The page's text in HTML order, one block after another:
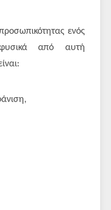
ενός
φυσικά από αυτή